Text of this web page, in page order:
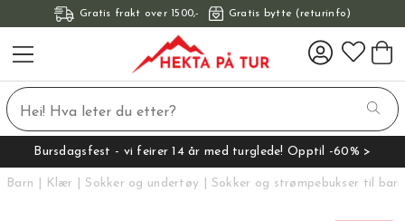
Gratis frakt over 1500,- Gratis bytte (returinfo)
Bursdagsfest - vi feirer 14 år med turglede! Opptil -60% >
Barn Klær Sokker og undertøy Sokker og strømpebukser til barn